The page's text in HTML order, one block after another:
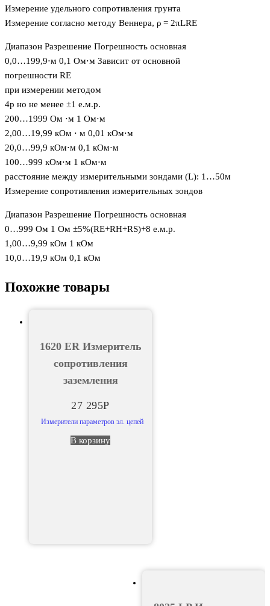
Измерение удельного сопротивления грунта
Измерение согласно методу Веннера, ρ = 2πLRE
Диапазон Разрешение Погрешность основная
0,0…199,9⋅м 0,1 Ом⋅м Зависит от основной
погрешности RE
при измерении методом
4p но не менее ±1 е.м.р.
200…1999 Ом ⋅м 1 Ом⋅м
2,00…19,99 кОм ⋅ м 0,01 кОм⋅м
20,0…99,9 кОм⋅м 0,1 кОм⋅м
100…999 кОм⋅м 1 кОм⋅м
расстояние между измерительными зондами (L): 1…50м
Измерение сопротивления измерительных зондов
Диапазон Разрешение Погрешность основная
0…999 Ом 1 Ом ±5%(RE+RH+RS)+8 е.м.р.
1,00…9,99 кОм 1 кОм
10,0…19,9 кОм 0,1 кОм
Похожие товары
1620 ER Измеритель
сопротивления
заземления
27 295Р
Измерители параметров эл. цепей
В корзину